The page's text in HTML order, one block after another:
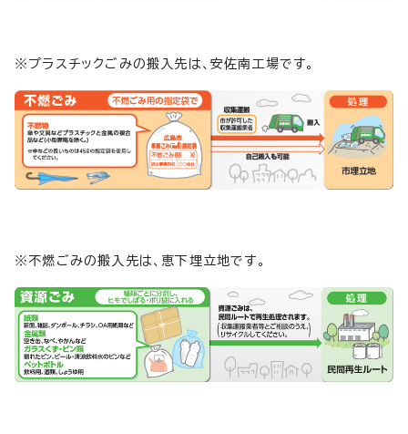
※プラスチックごみの搬入先は、安佐南工場です。
※不燃ごみの搬入先は、恵下埋立地です。